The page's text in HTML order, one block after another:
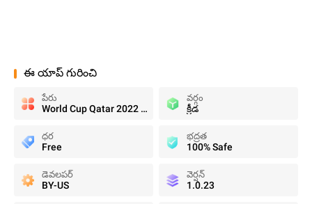
ఈ యాప్ గురించి
పేరు
World Cup Qatar 2022 LIVESCORE
వర్గం
క్రీడ
ధర
Free
భద్రత
100% Safe
డెవలపర్
BY-US
వెర్షన్
1.0.23